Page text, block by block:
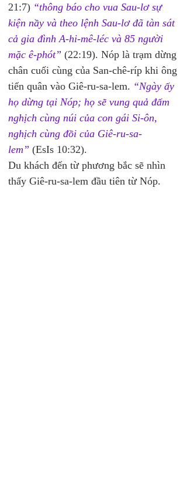
21:7) “thông báo cho vua Sau-lơ sự
kiện nầy và theo lệnh Sau-lơ đã tàn sát
cả gia đình A-hi-mê-léc và 85 người
mặc ê-phót” (22:19). Nóp là trạm dừng
chân cuối cùng của San-chê-ríp khi ông
tiến quân vào Giê-ru-sa-lem. “Ngày ấy
họ dừng tại Nóp; họ sẽ vung quả đấm
nghịch cùng núi của con gái Si-ôn,
nghịch cùng đồi của Giê-ru-sa-
lem” (EsIs 10:32).
Du khách đến từ phương bắc sẽ nhìn
thấy Giê-ru-sa-lem đầu tiên từ Nóp.